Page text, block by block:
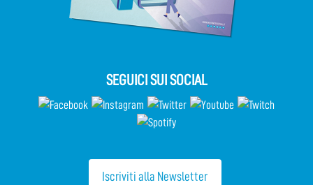
SEGUICI SUI SOCIAL
Iscriviti alla Newsletter